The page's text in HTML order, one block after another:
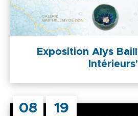
Exposition Alys
08 19